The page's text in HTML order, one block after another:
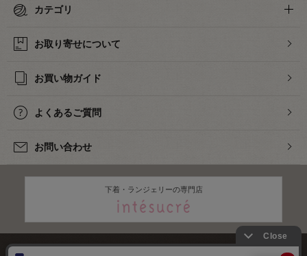
カテゴリ
お取り寄せについて
お買い物ガイド
よくあるご質問
お問い合わせ
下着・ランジェリーの専門店